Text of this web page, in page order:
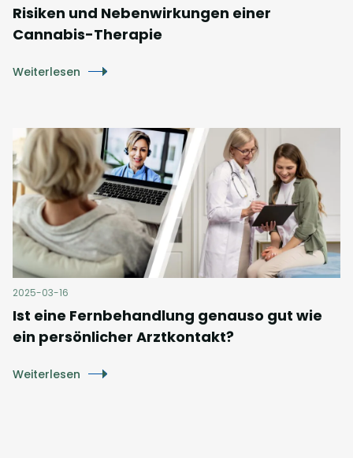
Risiken und Nebenwirkungen einer
Cannabis-Therapie
Weiterlesen
2025-03-16
Ist eine Fernbehandlung genauso gut wie
ein persönlicher Arztkontakt?
Weiterlesen